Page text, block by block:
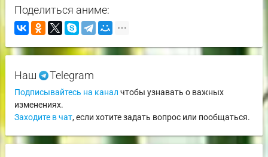
Поделиться аниме:
Наш Telegram
Подписывайтесь на канал чтобы узнавать о важных
изменениях.
Заходите в чат, если хотите задать вопрос или пообщаться.